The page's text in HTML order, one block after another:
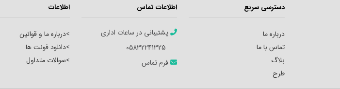
دسترسی سریع
درباره ما
تماس با ما
بلاگ
طرح
اطلاعات تماس
پشتیبانی در ساعات اداری
05832241325
فرم تماس
اطلاعات
>درباره ما و قوانین
>دانلود فونت ها
>سوالات متداول